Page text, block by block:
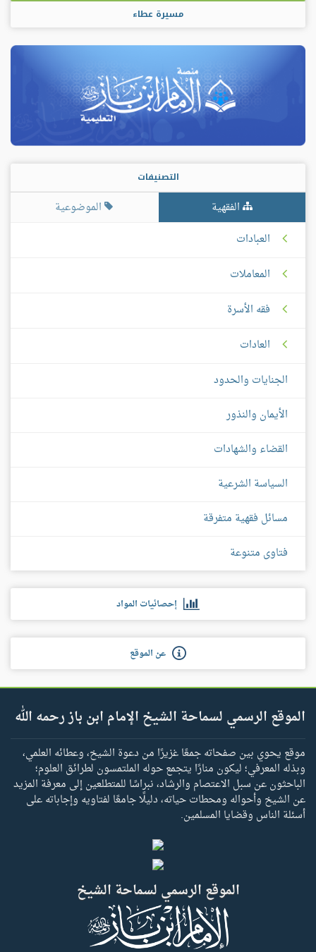
مسيرة عطاء
التصنيفات
الفقهية
الموضوعية
العبادات
المعاملات
فقه الأسرة
العادات
الجنايات والحدود
الأيمان والنذور
القضاء والشهادات
السياسة الشرعية
مسائل فقهية متفرقة
فتاوى متنوعة
إحصائيات المواد
عن الموقع
الموقع الرسمي لسماحة الشيخ الإمام ابن باز رحمه الله
موقع يحوي بين صفحاته جمعًا غزيرًا من دعوة الشيخ، وعطائه العلمي،
وبذله المعرفي؛ ليكون منارًا يتجمع حوله الملتمسون لطرائق العلوم؛
الباحثون عن سبل الاعتصام والرشاد، نبراسًا للمتطلعين إلى معرفة المزيد
عن الشيخ وأحواله ومحطات حياته، دليلًا جامعًا لفتاويه وإجاباته على
أسئلة الناس وقضايا المسلمين.
الموقع الرسمي لسماحة الشيخ